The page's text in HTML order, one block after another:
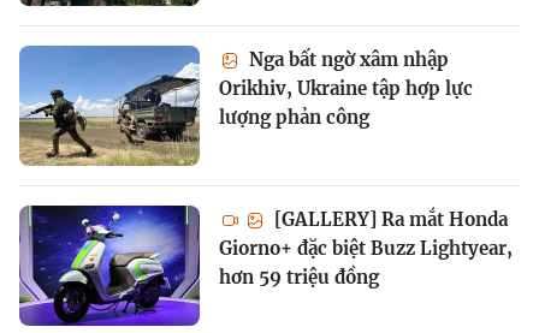
Nga bất ngờ xâm nhập
Orikhiv, Ukraine tập hợp lực
lượng phản công
[GALLERY] Ra mắt Honda
Giorno+ đặc biệt Buzz Lightyear,
hơn 59 triệu đồng